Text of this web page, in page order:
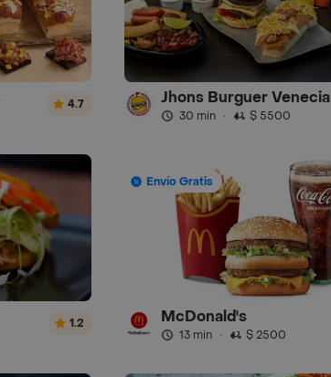
4.7 Jhons Burguer Venecia
30 min · $ 5500
1.2
Envío Gratis
McDonald's
13 min · $ 2500